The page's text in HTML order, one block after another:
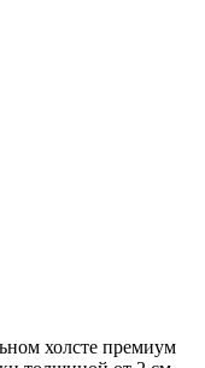
холсте премиум